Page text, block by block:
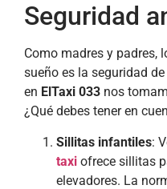
Seguridad
Como madres y padres,
sueño es la seguridad
en ElTaxi 033 nos
¿Qué debes tener en
Sillitas infantiles:
taxi ofrece sillitas
elevadores. La